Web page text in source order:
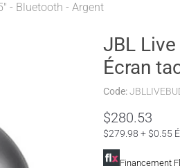
- Bluetooth - Argent
JBL
Écran
Code:
$280.53
$279.98 + $0.55
Financement